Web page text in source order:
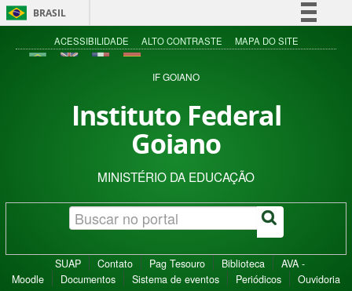
BRASIL
Simplifique!
Acesso à informação
ACESSIBILIDADE ALTO CONTRASTE MAPA DO SITE
IF GOIANO
Instituto Federal
Goiano
MINISTÉRIO DA EDUCAÇÃO
SUAP Contato Pag Tesouro Biblioteca
AVA -
Moodle
Documentos Sistema de eventos Periódicos Ouvidoria